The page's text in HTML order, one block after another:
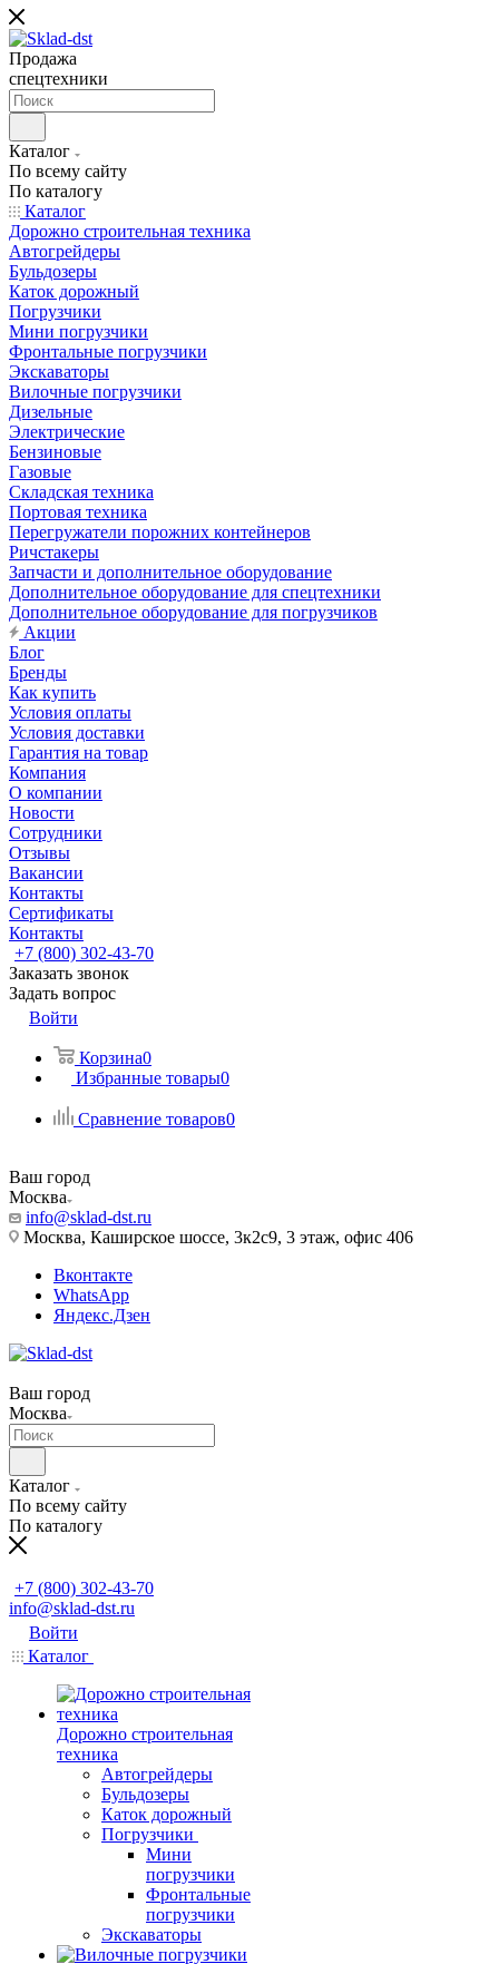
Продажа
спецтехники
Каталог
По всему сайту
По каталогу
Каталог
Дорожно строительная техника
Автогрейдеры
Бульдозеры
Каток дорожный
Погрузчики
Мини погрузчики
Фронтальные погрузчики
Экскаваторы
Вилочные погрузчики
Дизельные
Электрические
Бензиновые
Газовые
Складская техника
Портовая техника
Перегружатели порожних контейнеров
Ричстакеры
Запчасти и дополнительное оборудование
Дополнительное оборудование для спецтехники
Дополнительное оборудование для погрузчиков
Акции
Блог
Бренды
Как купить
Условия оплаты
Условия доставки
Гарантия на товар
Компания
О компании
Новости
Сотрудники
Отзывы
Вакансии
Контакты
Сертификаты
Контакты
+7 (800) 302-43-70
Заказать звонок
Задать вопрос
Войти
Корзина0
Избранные товары0
Сравнение товаров0
Ваш город
Москва
info@sklad-dst.ru
Москва, Каширское шоссе, 3к2с9, 3 этаж, офис 406
Вконтакте
WhatsApp
Яндекс.Дзен
Ваш город
Москва
Каталог
По всему сайту
По каталогу
+7 (800) 302-43-70
info@sklad-dst.ru
Войти
Каталог
Дорожно строительная
техника
Автогрейдеры
Бульдозеры
Каток дорожный
Погрузчики
Мини
погрузчики
Фронтальные
погрузчики
Экскаваторы